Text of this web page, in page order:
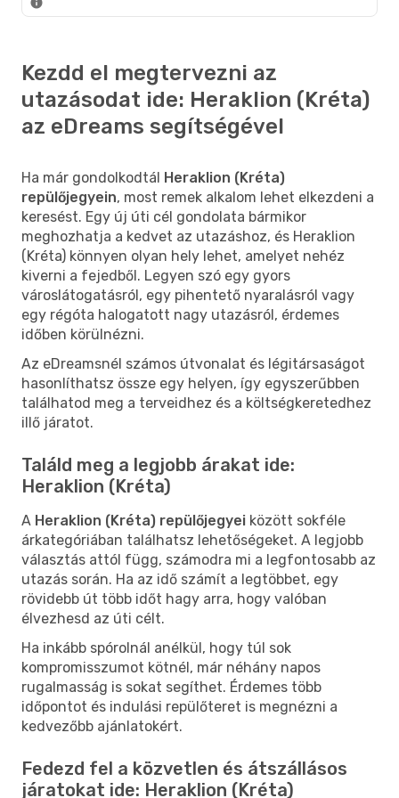
Kezdd el megtervezni az
utazásodat ide: Heraklion (Kréta)
az eDreams segítségével
Ha már gondolkodtál Heraklion (Kréta)
repülőjegyein, most remek alkalom lehet elkezdeni a
keresést. Egy új úti cél gondolata bármikor
meghozhatja a kedvet az utazáshoz, és Heraklion
(Kréta) könnyen olyan hely lehet, amelyet nehéz
kiverni a fejedből. Legyen szó egy gyors
városlátogatásról, egy pihentető nyaralásról vagy
egy régóta halogatott nagy utazásról, érdemes
időben körülnézni.
Az eDreamsnél számos útvonalat és légitársaságot
hasonlíthatsz össze egy helyen, így egyszerűbben
találhatod meg a terveidhez és a költségkeretedhez
illő járatot.
Találd meg a legjobb árakat ide:
Heraklion (Kréta)
A Heraklion (Kréta) repülőjegyei között sokféle
árkategóriában találhatsz lehetőségeket. A legjobb
választás attól függ, számodra mi a legfontosabb az
utazás során. Ha az idő számít a legtöbbet, egy
rövidebb út több időt hagy arra, hogy valóban
élvezhesd az úti célt.
Ha inkább spórolnál anélkül, hogy túl sok
kompromisszumot kötnél, már néhány napos
rugalmasság is sokat segíthet. Érdemes több
időpontot és indulási repülőteret is megnézni a
kedvezőbb ajánlatokért.
Fedezd fel a közvetlen és átszállásos
járatokat ide: Heraklion (Kréta)